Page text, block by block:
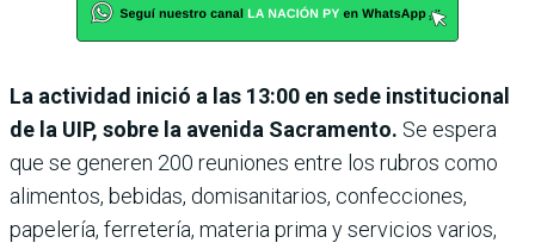
La actividad inició a las 13:00 en sede institucional
de la UIP, sobre la avenida Sacramento. Se espera
que se generen 200 reuniones entre los rubros como
alimentos, bebidas, domisanitarios, confecciones,
papelería, ferretería, materia prima y servicios varios,